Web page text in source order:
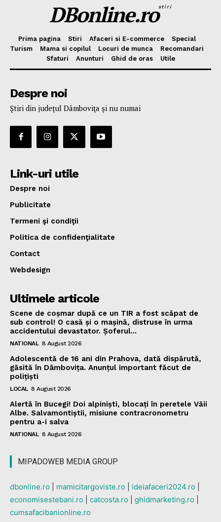
DBonline.rostiri
Prima pagina Stiri Afaceri si E-commerce
Special
Turism
Mama si copilul Locuri de munca
Recomandari
Sfaturi
Anunturi Ghid de oras Utile
Despre noi
Ştiri din judeţul Dâmboviţa şi nu numai
Link-uri utile
Despre noi
Publicitate
Termeni şi condiţii
Politica de confidenţialitate
Contact
Webdesign
Ultimele articole
Scene de coșmar după ce un TIR a fost scăpat de
sub control! O casă și o mașină, distruse în urma
accidentului devastator. Șoferul...
NATIONAL 8 August 2026
Adolescentă de 16 ani din Prahova, dată dispărută,
găsită în Dâmbovița. Anunțul important făcut de
polițiști
LOCAL 8 August 2026
Alertă în Bucegi! Doi alpiniști, blocați în peretele Văii
Albe. Salvamontiștii, misiune contracronometru
pentru a-i salva
NATIONAL 8 August 2026
MIPADOWEB MEDIA GROUP
dbonline.ro mamicitargoviste.ro ideiafaceri2024.ro
economisestebani.ro
catcosta.ro ghidmarketing.ro
cumsafacibanionline.ro